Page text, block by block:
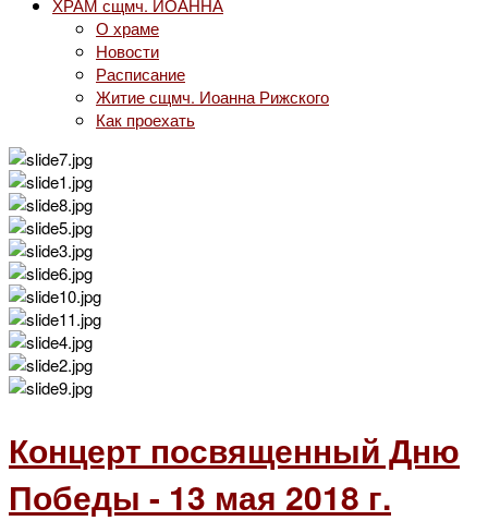
ХРАМ сщмч. ИОАННА
О храме
Новости
Расписание
Житие сщмч. Иоанна Рижского
Как проехать
Концерт посвященный Дню
Победы - 13 мая 2018 г.